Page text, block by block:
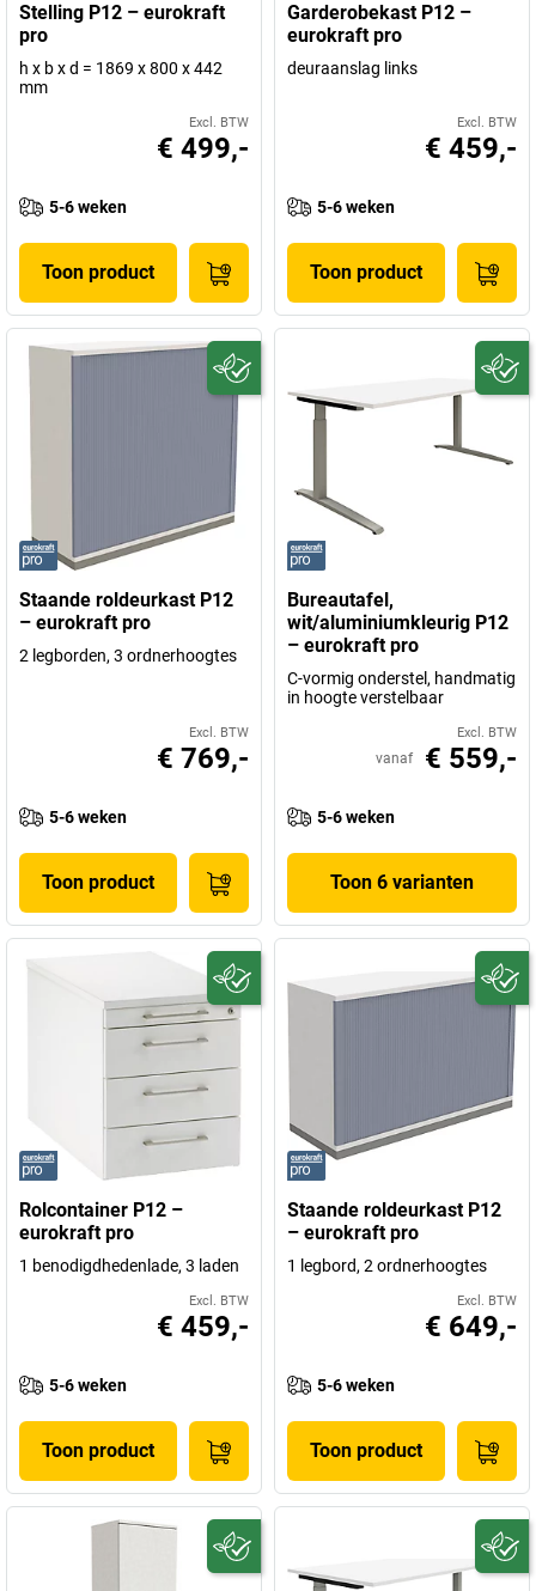
Stelling P12 – eurokraft
pro
h x b x d = 1869 x 800 x 442
mm
Excl. BTW
€ 499,-
5-6 weken
Toon product
Garderobekast P12 –
eurokraft pro
deuraanslag links
Excl. BTW
€ 459,-
5-6 weken
Toon product
Staande roldeurkast P12
– eurokraft pro
2 legborden, 3 ordnerhoogtes
Excl. BTW
€ 769,-
5-6 weken
Toon product
Bureautafel,
wit/aluminiumkleurig P12
– eurokraft pro
C-vormig onderstel, handmatig
in hoogte verstelbaar
Excl. BTW
vanaf € 559,-
5-6 weken
Toon 6 varianten
Rolcontainer P12 –
eurokraft pro
1 benodigdhedenlade, 3 laden
Excl. BTW
€ 459,-
5-6 weken
Toon product
Staande roldeurkast P12
– eurokraft pro
1 legbord, 2 ordnerhoogtes
Excl. BTW
€ 649,-
5-6 weken
Toon product